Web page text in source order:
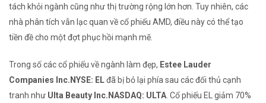
tách khỏi ngành cũng như thị trường rộng lớn hơn. Tuy nhiên, các
nhà phân tích vẫn lạc quan về cổ phiếu AMD, điều này có thể tạo
tiền đề cho một đợt phục hồi mạnh mẽ.
Trong số các cổ phiếu về ngành làm đẹp, Estee Lauder
Companies Inc. NYSE: ELđã bị bỏ lại phía sau các đối thủ cạnh
tranh như Ulta Beauty Inc. NASDAQ: ULTA. Cổ phiếu EL giảm 70%